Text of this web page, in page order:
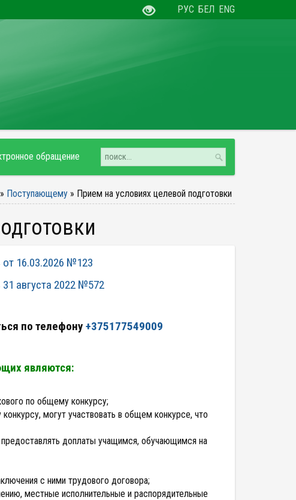
РУС БЕЛ ENG
обращение
» Поступающему » Прием на условиях целевой подготовки
16.03.2026 №123
августа 2022 №572
по телефону +375177549009
являются:
по общему конкурсу;
могут участвовать в общем конкурсе, что
доплаты учащимся, обучающимся на
с ними трудового договора;
местные исполнительные и распорядительные